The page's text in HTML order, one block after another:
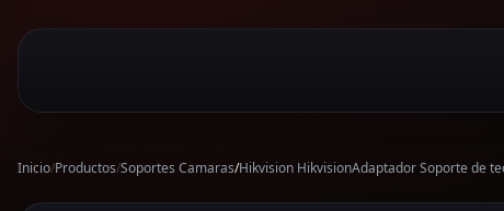
Inicio/Productos/Soportes Camaras/Hikvision HikvisionAdaptador Soporte de